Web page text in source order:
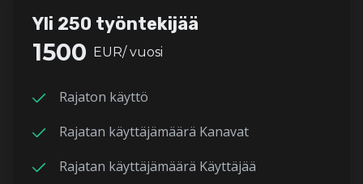
Yli 250 työntekijää
1500 EUR/ vuosi
Rajaton käyttö
Rajatan käyttäjämäärä Kanavat
Rajatan käyttäjämäärä Käyttäjää